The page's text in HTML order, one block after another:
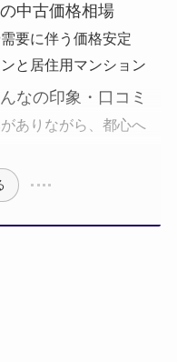
中古価格相場
要に伴う価格安定
と居住用マンション
なの印象・口コミ
ありながら、都心へ